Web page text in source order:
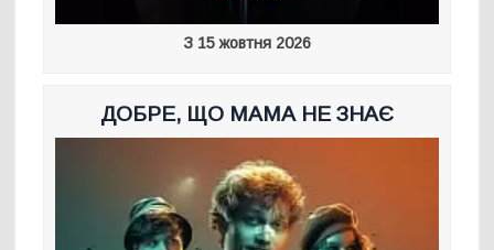
З 15 жовтня 2026
ДОБРЕ, ЩО МАМА НЕ ЗНАЄ